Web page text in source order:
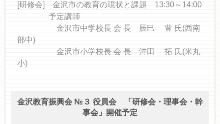
[研修会] 金沢市の教育の現状と課題 13:30～14:00
予定講師
金沢市中学校長 会 長 辰巳 豊 氏(西南
部中)
金沢市小学校長 会 長 沖田 拓 氏(米丸
小)
金沢教育振興会 №３ 役員会 「研修会・理事会・幹
事会」開催予定